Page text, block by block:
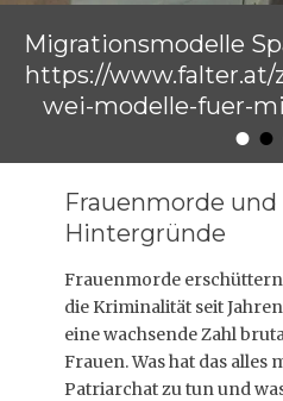
••
Migrationsmodelle
https://www.falter.at/
wei-modelle-fuer-
Frauenmorde und
Hintergründe
Frauenmorde
die Kriminalität seit
eine wachsende Zahl
Frauen. Was hat das alles
Patriarchat zu tun und